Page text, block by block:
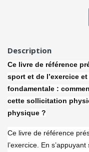
Description
Ce livre de référence
sport et de l’exercice
fondamentale :
cette sollicitation
physique ?
Ce livre de référence
l’exercice. En